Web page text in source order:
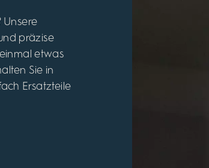
Unsere
präzise
etwas
Sie in
Ersatzteile